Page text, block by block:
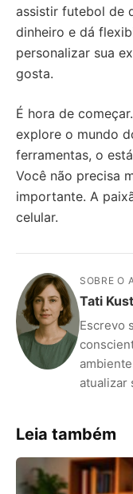
assistir futebol de
dinheiro e dá
personalizar sua
gosta.
É hora de
explore o mundo
ferramentas, o
Você não precisa
importante. A
celular.
SOBRE O
Tati
Escrevo
atualizar
Leia também